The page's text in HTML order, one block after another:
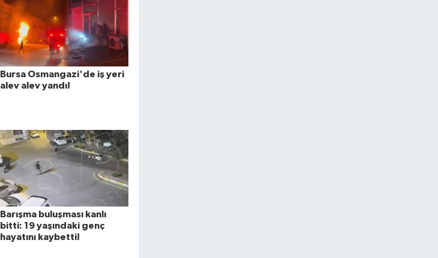
Bursa Osmangazi'de iş yeri
alev alev yandı!
Barışma buluşması kanlı
bitti: 19 yaşındaki genç
hayatını kaybetti!